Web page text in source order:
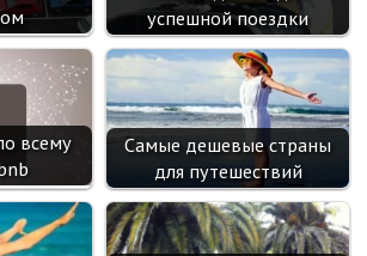
успешной поездки
всему
Самые дешевые страны
для путешествий